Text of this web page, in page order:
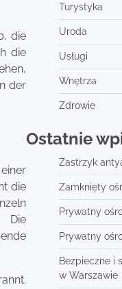
die
die
der
die
Die
Turystyka
Uroda
Usługi
Wnętrza
Zdrowie
Ostatnie
Zastrzyk
Zamknięty
Prywatny
Prywatny
Bezpieczne i
w Warszawie